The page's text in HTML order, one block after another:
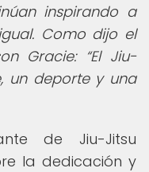
inspirando a
Como dijo el
Gracie:
El Jiu-
un deporte y una
de Jiu-Jitsu
la dedicación y